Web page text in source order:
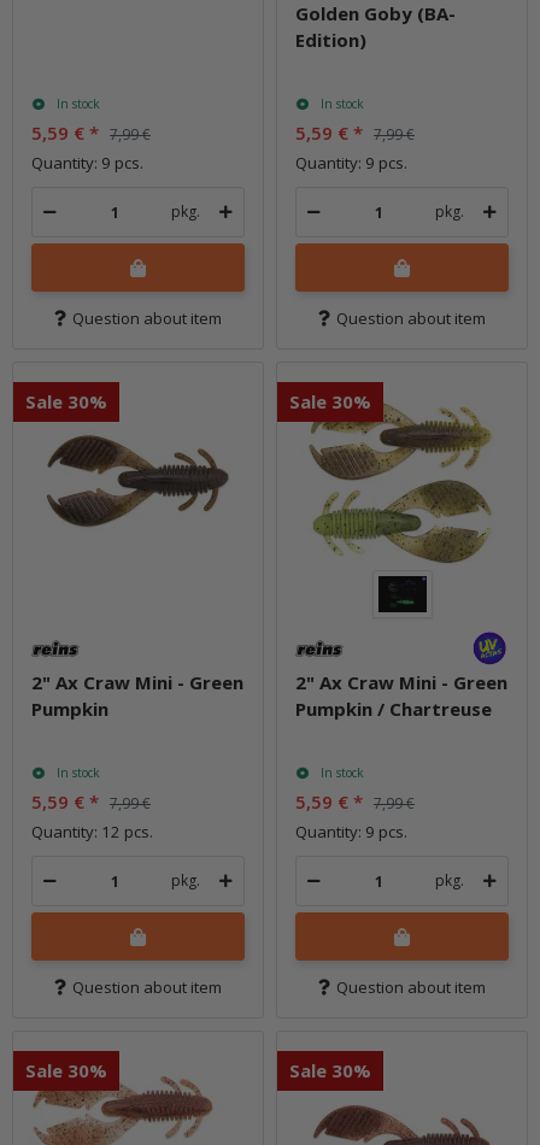
In stock
5,59 € * 7,99 €
Quantity: 9 pcs.
pkg.
Question about item
Golden Goby (BA-
Edition)
In stock
5,59 € * 7,99 €
Quantity: 9 pcs.
pkg.
Question about item
Sale 30%
2" Ax Craw Mini - Green
Pumpkin
In stock
5,59 € * 7,99 €
Quantity: 12 pcs.
pkg.
Question about item
Sale 30%
2" Ax Craw Mini - Green
Pumpkin / Chartreuse
In stock
5,59 € * 7,99 €
Quantity: 9 pcs.
pkg.
Question about item
Sale 30% Sale 30%